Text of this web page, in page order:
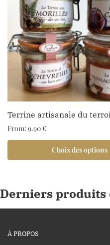
Terrine artisanale du
From: 9.90€
Choix des options
Derniers produits
À PROPOS